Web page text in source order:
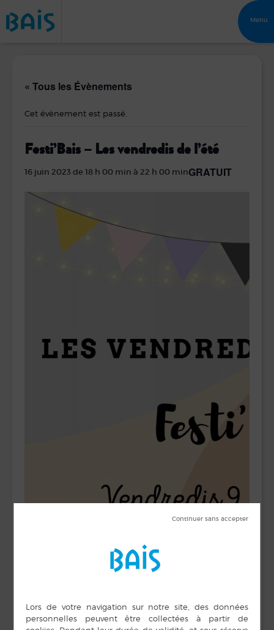
Menu
« Tous les Évènements
Cet évènement est passé.
Festi’Bais – Les vendredis de l’été
16 juin 2023 de 18 h 00 min à 22 h 00 minGRATUIT